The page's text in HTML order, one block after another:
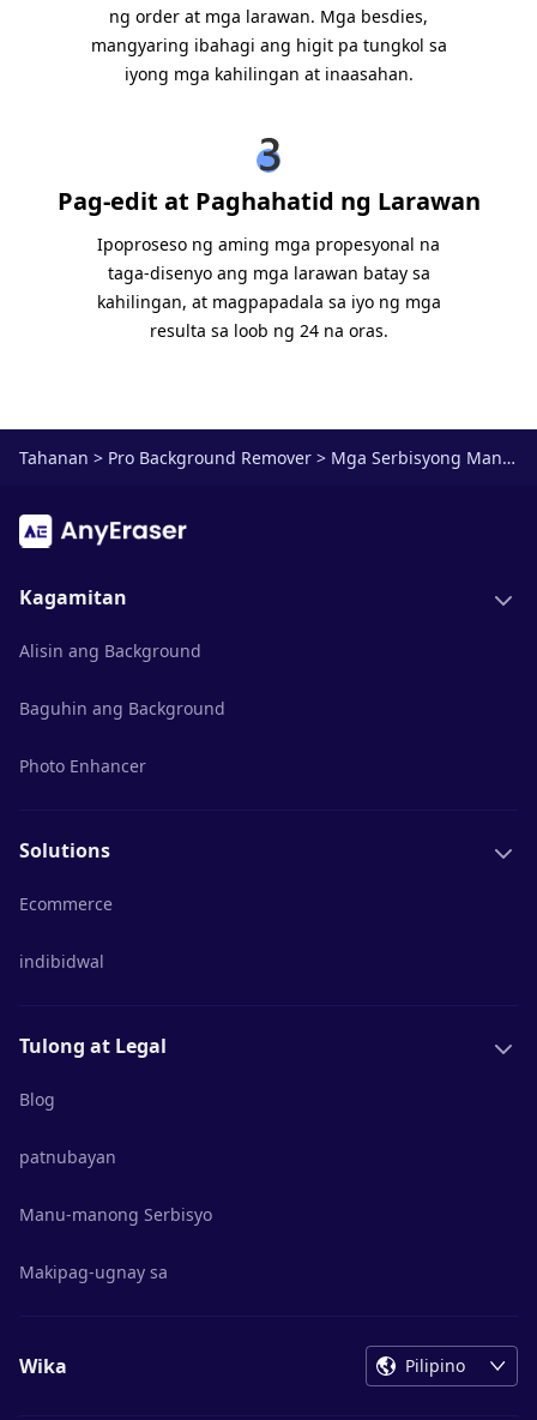
ng order at mga larawan. Mga besdies,
mangyaring ibahagi ang higit pa tungkol sa
iyong mga kahilingan at inaasahan.
Pag-edit at Paghahatid ng Larawan
Ipoproseso ng aming mga propesyonal na
taga-disenyo ang mga larawan batay sa
kahilingan, at magpapadala sa iyo ng mga
resulta sa loob ng 24 na oras.
Tahanan > Pro Background Remover > Mga Serbisyong Manu-manong
Kagamitan
Alisin ang Background
Baguhin ang Background
Photo Enhancer
Solutions
Ecommerce
indibidwal
Tulong at Legal
Blog
patnubayan
Manu-manong Serbisyo
Makipag-ugnay sa
Wika Pilipino